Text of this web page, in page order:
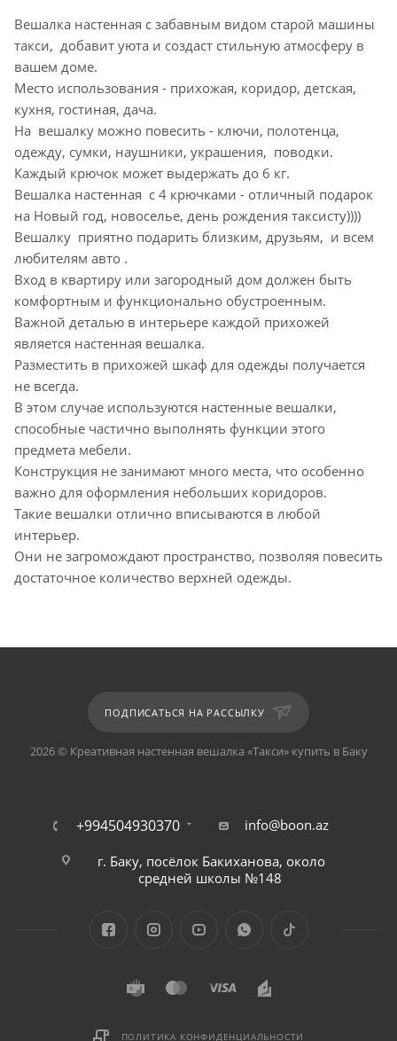
Вешалка настенная с забавным видом старой машины
такси, добавит уюта и создаст стильную атмосферу в
вашем доме.
Место использования - прихожая, коридор, детская,
кухня, гостиная, дача.
На вешалку можно повесить - ключи, полотенца,
одежду, сумки, наушники, украшения, поводки.
Каждый крючок может выдержать до 6 кг.
Вешалка настенная с 4 крючками - отличный подарок
на Новый год, новоселье, день рождения таксисту))))
Вешалку приятно подарить близким, друзьям, и всем
любителям авто .
Вход в квартиру или загородный дом должен быть
комфортным и функционально обустроенным.
Важной деталью в интерьере каждой прихожей
является настенная вешалка.
Разместить в прихожей шкаф для одежды получается
не всегда.
В этом случае используются настенные вешалки,
способные частично выполнять функции этого
предмета мебели.
Конструкция не занимают много места, что особенно
важно для оформления небольших коридоров.
Такие вешалки отлично вписываются в любой
интерьер.
Они не загромождают пространство, позволяя повесить
достаточное количество верхней одежды.
ПОДПИСАТЬСЯ НА РАССЫЛКУ
2026 © Креативная настенная вешалка «Такси» купить в Баку
+994504930370 info@boon.az
г. Баку, посёлок Бакиханова, около
средней школы №148
ПОЛИТИКА КОНФИДЕНЦИАЛЬНОСТИ